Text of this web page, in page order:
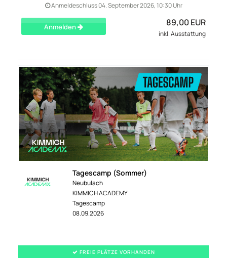
Anmeldeschluss 04. September 2026, 10:30 Uhr
Anmelden 89,00 EUR
inkl. Ausstattung
Tagescamp (Sommer)
Neubulach
KIMMICH ACADEMY
Tagescamp
08.09.2026
FREIE PLÄTZE VORHANDEN